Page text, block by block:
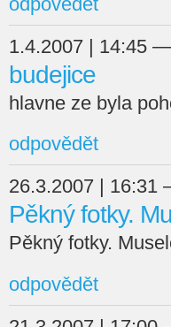
1.4.2007 | 14:45
budejice
hlavne ze byla
odpovědět
26.3.2007 | 16:31
Pěkný fotky.
Pěkný fotky.
odpovědět